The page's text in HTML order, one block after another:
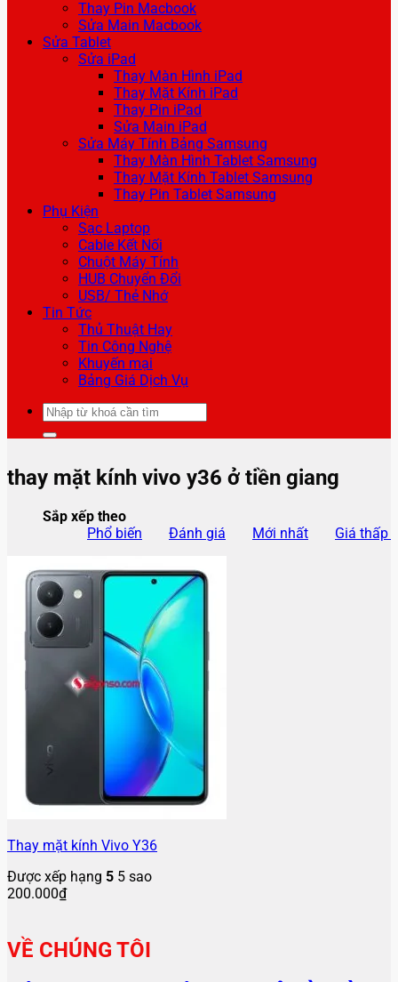
Thay Pin Macbook
Sửa Main Macbook
Sửa Tablet
Sửa iPad
Thay Màn Hình iPad
Thay Mặt Kính iPad
Thay Pin iPad
Sửa Main iPad
Sửa Máy Tính Bảng Samsung
Thay Màn Hình Tablet Samsung
Thay Mặt Kính Tablet Samsung
Thay Pin Tablet Samsung
Phụ Kiện
Sạc Laptop
Cable Kết Nối
Chuột Máy Tính
HUB Chuyển Đổi
USB/ Thẻ Nhớ
Tin Tức
Thủ Thuật Hay
Tin Công Nghệ
Khuyến mại
Bảng Giá Dịch Vụ
Tìm
kiếm:
thay mặt kính vivo y36 ở tiền giang
Sắp xếp theo
Phổ biến
Đánh giá Mới nhất Giá thấp
Thay mặt kính Vivo Y36
Được xếp hạng 5 5 sao
200.000₫
VỀ CHÚNG TÔI